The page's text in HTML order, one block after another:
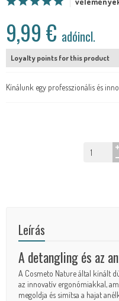
9,99 € adóincl.
Loyalty points for this product
Kínálunk egy professzionális és
Leírás
A detangling és az
A Cosmeto Nature által kínált
az innovatív ergonómiakkal,
megoldja és simítsa a hajat